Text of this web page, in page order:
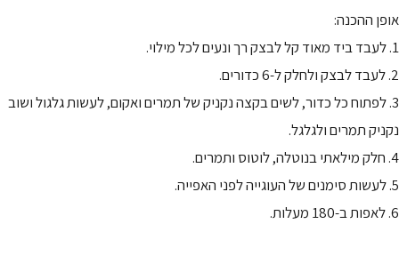
אופן ההכנה:
1. לעבד ביד מאוד קל לבצק רך ונעים לכל מילוי.
2. לעבד לבצק ולחלק ל-6 כדורים.
3. לפתוח כל כדור, לשים בקצה נקניק של תמרים ואקום, לעשות גלגול ושוב
נקניק תמרים ולגלגל.
4. חלק מילאתי בנוטלה, לוטוס ותמרים.
5. לעשות סימנים של העוגייה לפני האפייה.
6. לאפות ב-180 מעלות.